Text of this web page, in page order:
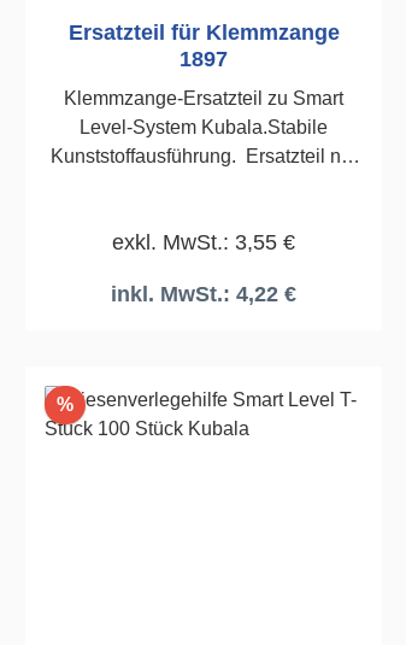
Ersatzteil für Klemmzange
1897
Klemmzange-Ersatzteil zu Smart
Level-System Kubala.Stabile
Kunststoffausführung. Ersatzteil nur
1897
exkl. MwSt.: 3,55 €
inkl. MwSt.: 4,22 €
%Rabatt